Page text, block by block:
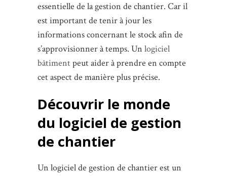
essentielle de la gestion de chantier. Car il
est important de tenir à jour les
informations concernant le stock afin de
s’approvisionner à temps. Un logiciel
bâtimentpeut aider à prendre en compte
cet aspect de manière plus précise.
Découvrir le monde
du logiciel de gestion
de chantier
Un logiciel de gestion de chantier est un